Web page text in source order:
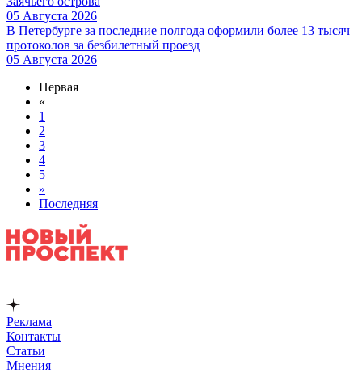
05 Августа 2026
В Петербурге за последние полгода оформили более 13 тысяч
протоколов за безбилетный проезд
05 Августа 2026
Первая
«
1
2
3
4
5
»
Последняя
Реклама
Контакты
Статьи
Мнения